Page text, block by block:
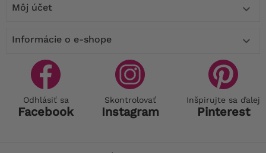
Môj účet 
Informácie o e-shope 
Odhlásiť sa
Facebook
Skontrolovať
Instagram
Inšpirujte sa ďalej
Pinterest